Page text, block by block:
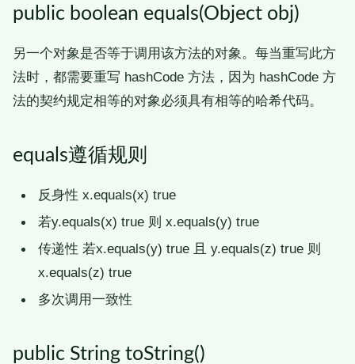
public boolean equals(Object obj)
另一个对象是否等于调用该方法的对象。每当重写此方
法时，都需要重写 hashCode 方法，因为 hashCode 方
法的契约规定相等的对象必须具有相等的哈希代码。
equals遵循规则
反身性 x.equals(x) true
若y.equals(x) true 则 x.equals(y) true
传递性 若x.equals(y) true 且 y.equals(z) true 则
x.equals(z) true
多次调用一致性
public String toString()